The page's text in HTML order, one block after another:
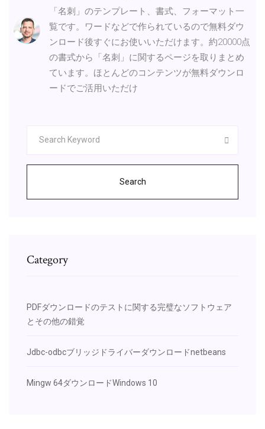
「名刺」のテンプレート、書式、フォーマット一
覧です。ワードなどで作られているので無料ダウ
ンロード後すぐにお使いいただけます。約20000点
の書式から「名刺」に関するページを取りまとめ
ています。ほとんどのコンテンツが無料ダウンロ
ードでご活用いただけ
Search
Category
PDFダウンロードのテストに関する完璧なソフトウェア
とその他の錯覚
Jdbc-odbcブリッジドライバーダウンロードnetbeans
Mingw 64ダウンロードWindows 10